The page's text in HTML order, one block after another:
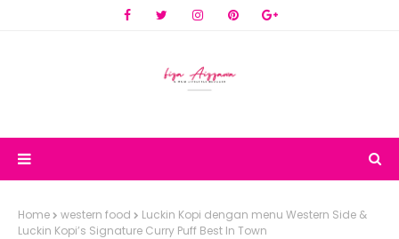
Home western food
Luckin Kopi dengan menu Western Side &
Luckin Kopi’s Signature Curry Puff Best In Town